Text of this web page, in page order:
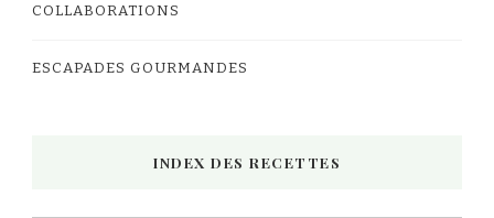
COLLABORATIONS
ESCAPADES GOURMANDES
INDEX DES RECETTES